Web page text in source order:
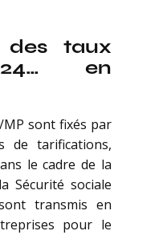
des taux
en
sont fixés par
de tarifications,
le cadre de la
Sécurité sociale
transmis en
pour le